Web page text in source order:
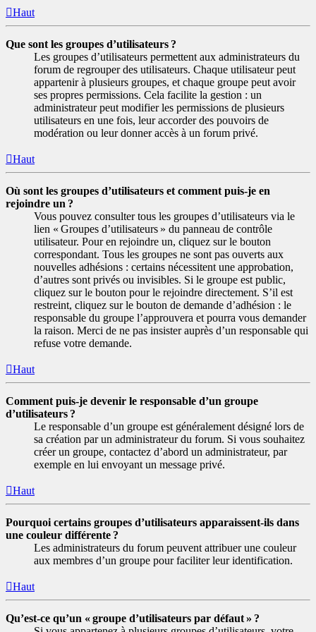
Haut
Que sont les groupes d’utilisateurs ?
Les groupes d’utilisateurs permettent aux administrateurs du
forum de regrouper des utilisateurs. Chaque utilisateur peut
appartenir à plusieurs groupes, et chaque groupe peut avoir
ses propres permissions. Cela facilite la gestion : un
administrateur peut modifier les permissions de plusieurs
utilisateurs en une fois, leur accorder des pouvoirs de
modération ou leur donner accès à un forum privé.
Haut
Où sont les groupes d’utilisateurs et comment puis-je en
rejoindre un ?
Vous pouvez consulter tous les groupes d’utilisateurs via le
lien « Groupes d’utilisateurs » du panneau de contrôle
utilisateur. Pour en rejoindre un, cliquez sur le bouton
correspondant. Tous les groupes ne sont pas ouverts aux
nouvelles adhésions : certains nécessitent une approbation,
d’autres sont privés ou invisibles. Si le groupe est public,
cliquez sur le bouton pour le rejoindre directement. S’il est
restreint, cliquez sur le bouton de demande d’adhésion : le
responsable du groupe l’approuvera et pourra vous demander
la raison. Merci de ne pas insister auprès d’un responsable qui
refuse votre demande.
Haut
Comment puis-je devenir le responsable d’un groupe
d’utilisateurs ?
Le responsable d’un groupe est généralement désigné lors de
sa création par un administrateur du forum. Si vous souhaitez
créer un groupe, contactez d’abord un administrateur, par
exemple en lui envoyant un message privé.
Haut
Pourquoi certains groupes d’utilisateurs apparaissent-ils dans
une couleur différente ?
Les administrateurs du forum peuvent attribuer une couleur
aux membres d’un groupe pour faciliter leur identification.
Haut
Qu’est-ce qu’un « groupe d’utilisateurs par défaut » ?